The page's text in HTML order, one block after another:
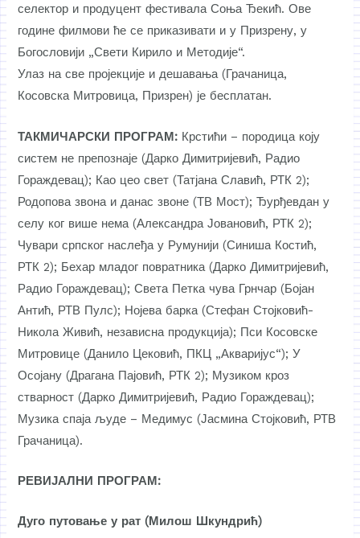
селектор и продуцент фестивала Соња Ђекић. Ове
године филмови ће се приказивати и у Призрену, у
Богословији „Свети Кирило и Методије“.
Улаз на све пројекције и дешавања (Грачаница,
Косовска Митровица, Призрен) је бесплатан.
ТАКМИЧАРСКИ ПРОГРАМ: Крстићи – породица коју
систем не препознаје (Дарко Димитријевић, Радио
Гораждевац); Као цео свет (Татјана Славић, РТК 2);
Родопова звона и данас звоне (ТВ Мост);Ђурђевдан у
селу ког више нема(Александра Јовановић, РТК 2);
Чувари српског наслеђа у Румунији (Синиша Костић,
РТК 2); Бехар младог повратника(Дарко Димитријевић,
Радио Гораждевац);Света Петка чува Грнчар (Бојан
Антић, РТВ Пулс); Нојева барка(Стефан Стојковић-
Никола Живић, независна продукција); Пси Косовске
Митровице (Данило Цековић, ПКЦ „Акваријус“);У
Осојану (Драгана Пајовић, РТК 2); Музиком кроз
стварност (Дарко Димитријевић, Радио Гораждевац);
Музика спаја људе – Медимус (Јасмина Стојковић, РТВ
Грачаница).
РЕВИЈАЛНИ ПРОГРАМ:
Дуго путовање у рат (Милош Шкундрић)